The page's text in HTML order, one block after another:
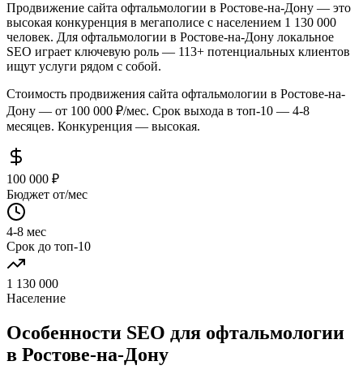
Продвижение сайта офтальмологии в Ростове-на-Дону — это
высокая конкуренция в мегаполисе с населением 1 130 000
человек. Для офтальмологии в Ростове-на-Дону локальное
SEO играет ключевую роль — 113+ потенциальных клиентов
ищут услуги рядом с собой.
Стоимость продвижения сайта офтальмологии в Ростове-на-
Дону — от 100 000 ₽/мес. Срок выхода в топ-10 — 4-8
месяцев. Конкуренция — высокая.
100 000 ₽
Бюджет от/мес
4-8 мес
Срок до топ-10
1 130 000
Население
Особенности SEO для офтальмологии
в Ростове-на-Дону